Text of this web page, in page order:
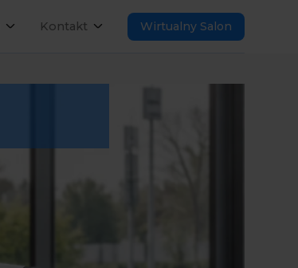
Kontakt Wirtualny Salon